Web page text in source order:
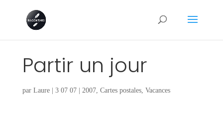
Partir un jour
par Laure| 3 07 07| 2007, Cartes postales, Vacances